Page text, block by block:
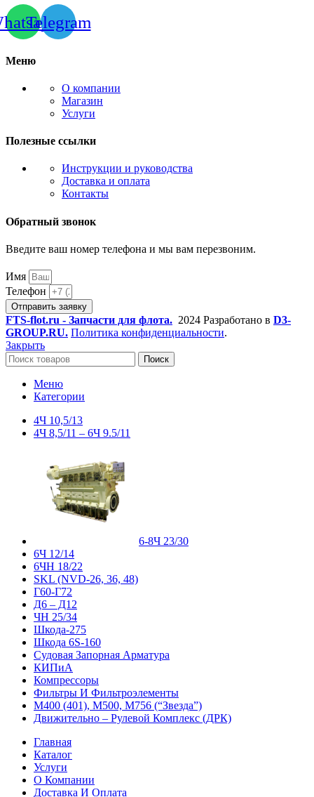
Telegram
Меню
О компании
Магазин
Услуги
Полезные ссылки
Инструкции и руководства
Доставка и оплата
Контакты
Обратный звонок
Введите ваш номер телефона и мы вам перезвоним.
Имя
Телефон
Отправить заявку
FTS-flot.ru - Запчасти для флота. 2024 Разработано в D3-
GROUP.RU. Политика конфиденциальности.
Закрыть
Поиск
Меню
Категории
4Ч 10,5/13
4Ч 8,5/11 – 6Ч 9.5/11
6-8Ч 23/30
6Ч 12/14
6ЧН 18/22
SKL (NVD-26, 36, 48)
Г60-Г72
Д6 – Д12
ЧН 25/34
Шкода-275
Шкода 6S-160
Судовая Запорная Арматура
КИПиА
Компрессоры
Фильтры И Фильтроэлементы
М400 (401), М500, М756 (“Звезда”)
Движительно – Рулевой Комплекс (ДРК)
Главная
Каталог
Услуги
О Компании
Доставка И Оплата